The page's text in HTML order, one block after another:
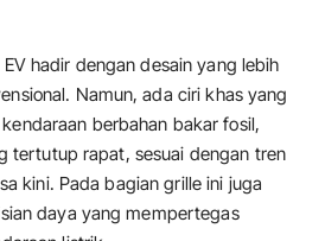
hadir dengan desain yang lebih
Namun, ada ciri khas yang
berbahan bakar fosil,
tertutup rapat, sesuai dengan tren
kini. Pada bagian grille ini juga
daya yang mempertegas